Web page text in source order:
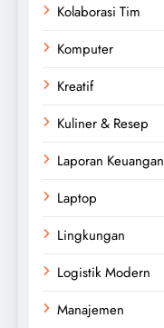
Kolaborasi Tim
Komputer
Kreatif
Kuliner & Resep
Laporan Keuangan
Laptop
Lingkungan
Logistik Modern
Manajemen